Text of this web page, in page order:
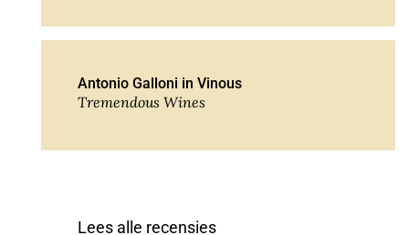
Antonio Galloni in Vinous
Tremendous Wines
Lees alle recensies